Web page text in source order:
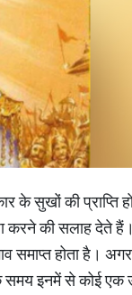
के सुखों की प्राप्ति
करने की सलाह देते
समाप्त होता है।
के समय इनमें से कोई